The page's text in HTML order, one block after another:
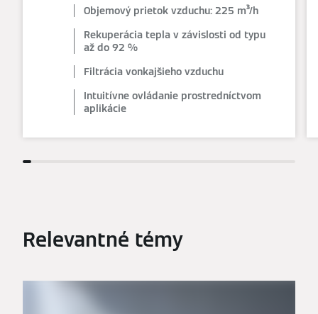
Objemový prietok vzduchu: 225 m³/h
Rekuperácia tepla v závislosti od typu
až do 92 %
Filtrácia vonkajšieho vzduchu
Intuitívne ovládanie prostredníctvom
aplikácie
Relevantné témy